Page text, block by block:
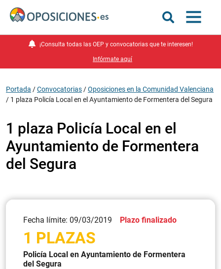
¡Consulta todas las OEP y convocatorias que te interesen!
Infórmate aquí
Portada /Convocatorias /Oposiciones en la Comunidad Valenciana
/ 1 plaza Policía Local en el Ayuntamiento de Formentera del Segura
1 plaza Policía Local en el
Ayuntamiento de Formentera
del Segura
Fecha límite: 09/03/2019 Plazo finalizado
1 PLAZAS
Policía Local en Ayuntamiento de Formentera
del Segura